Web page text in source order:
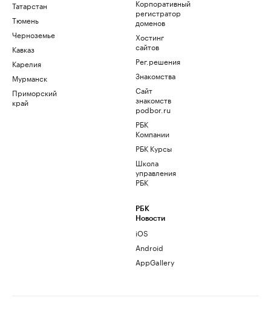
Татарстан
Тюмень
Черноземье
Кавказ
Карелия
Мурманск
Приморский
край
Корпоративный
регистратор
доменов
Хостинг
сайтов
Рег.решения
Знакомства
Сайт
знакомств
podbor.ru
РБК
Компании
РБК Курсы
Школа
управления
РБК
РБК
Новости
iOS
Android
AppGallery